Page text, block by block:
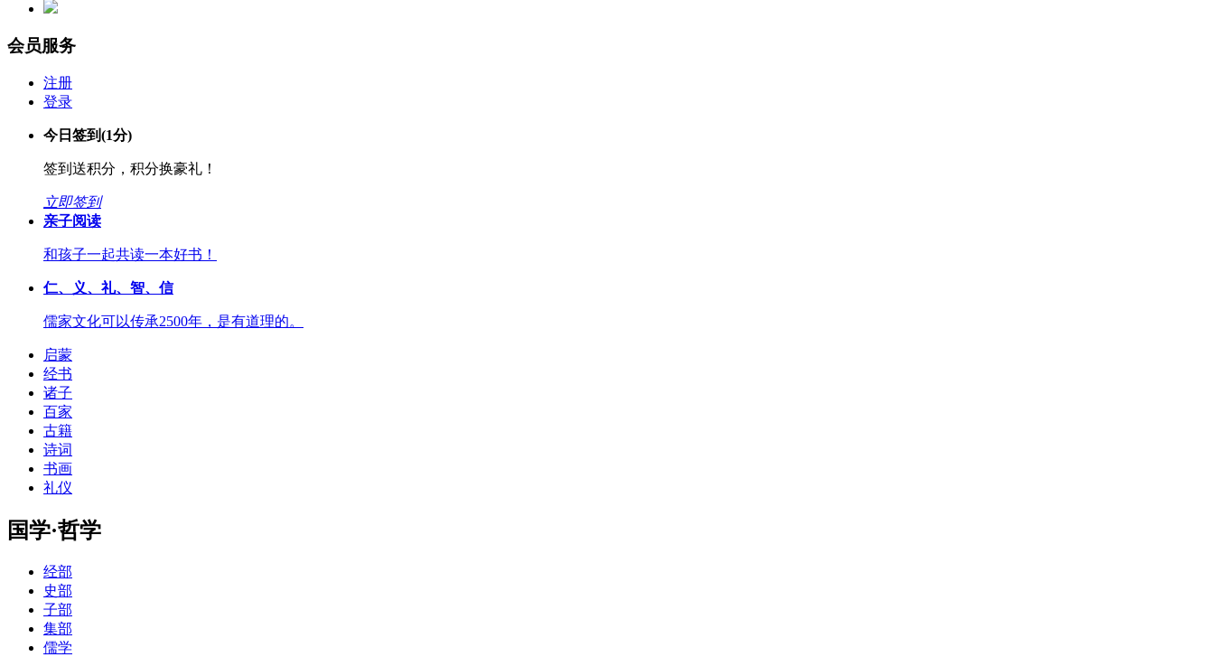
会员服务
注册
登录
今日签到(1分)
签到送积分，积分换豪礼！
立即签到
亲子阅读
和孩子一起共读一本好书！
仁、义、礼、智、信
儒家文化可以传承2500年，是有道理的。
启蒙
经书
诸子
百家
古籍
诗词
书画
礼仪
国学·哲学
经部
史部
子部
集部
儒学